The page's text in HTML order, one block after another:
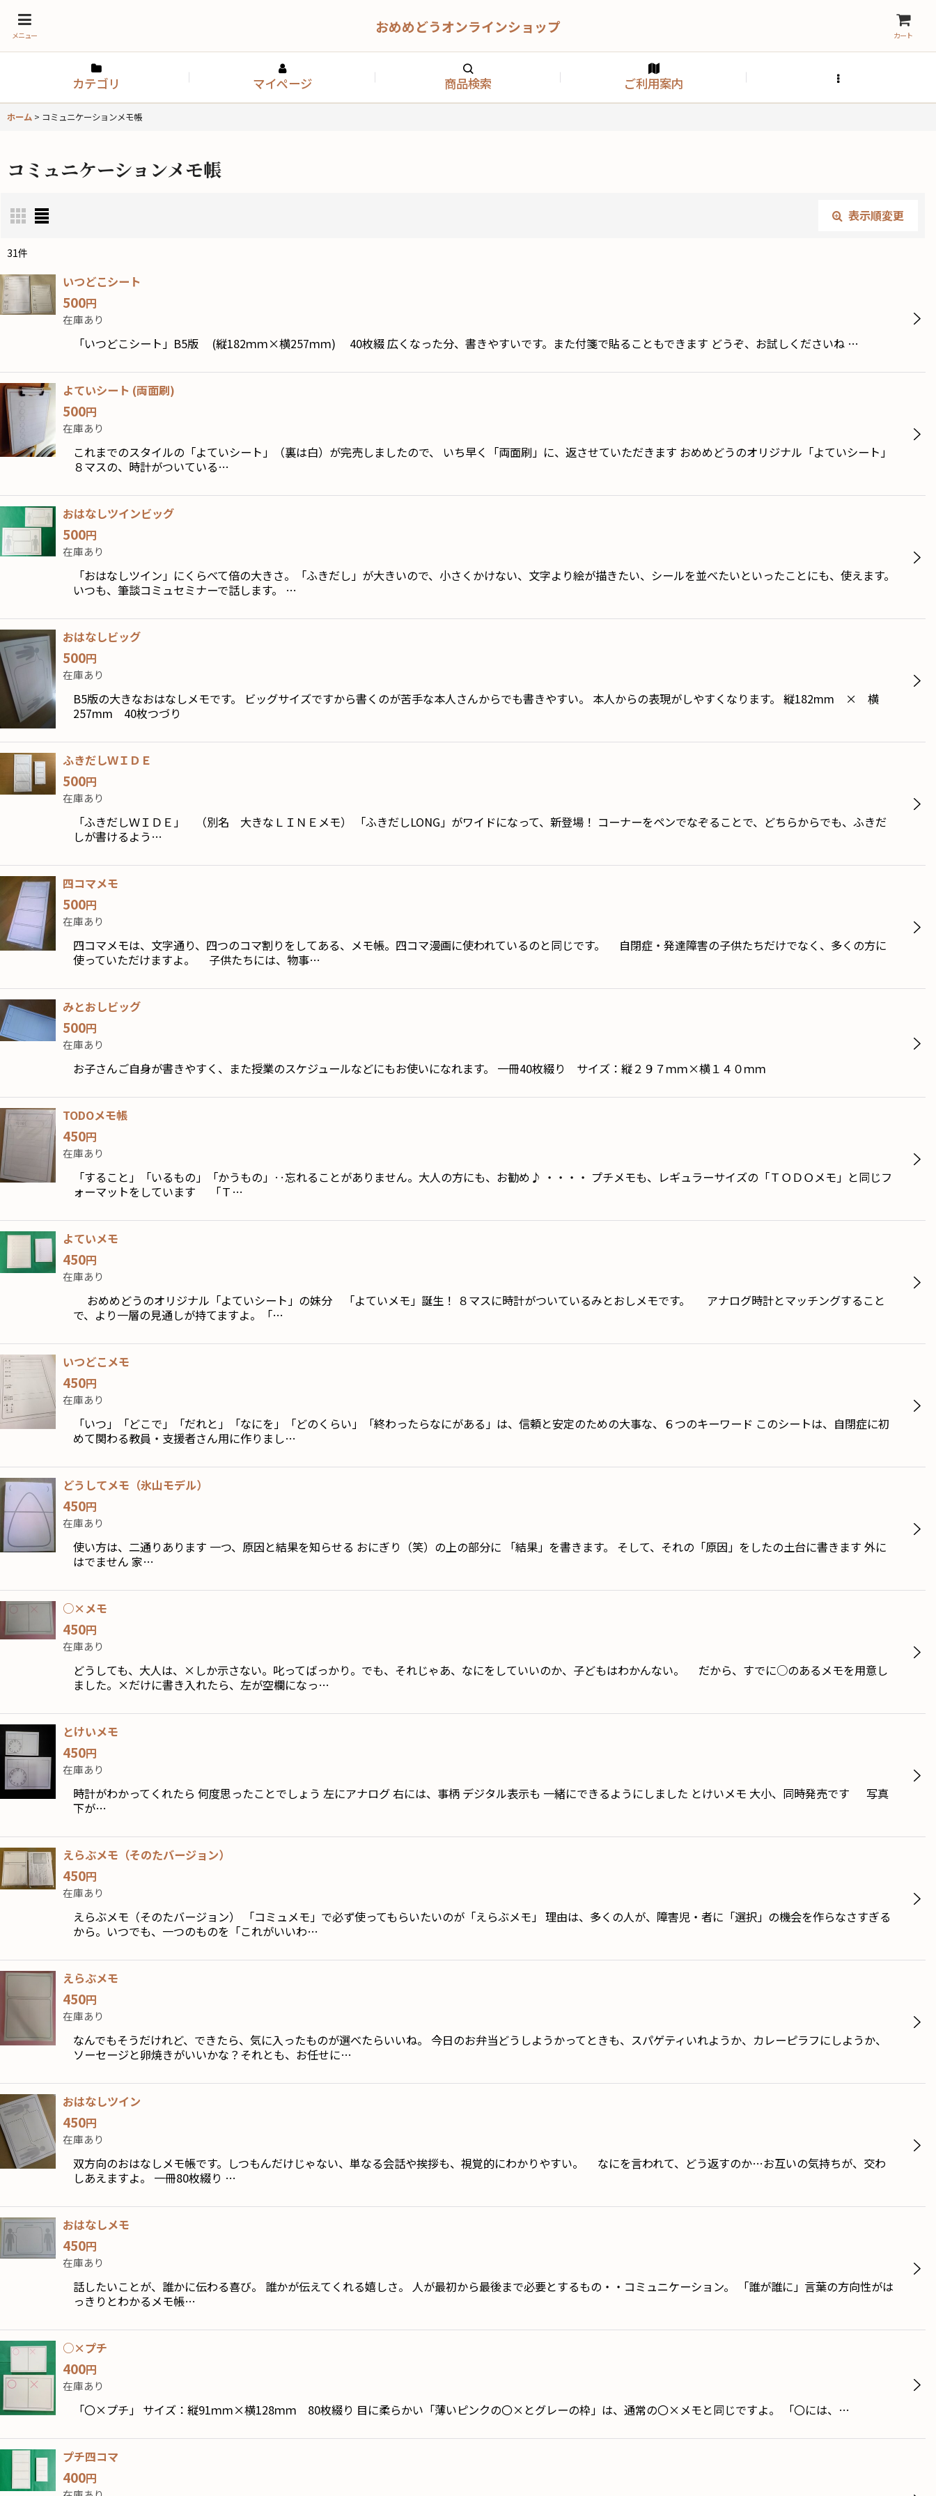
メニュー おめめどうオンラインショップ カート
カテゴリ マイページ 商品検索 ご利用案内
ホーム > コミュニケーションメモ帳
コミュニケーションメモ帳
表示順変更
表示数:
並び順:
閉じる
31件
いつどこシート
500円
在庫あり
「いつどこシート」B5版 (縦182ｍｍ×横257ｍｍ) 40枚綴 広くなった分、書きやすいです。また付箋で貼ることもできます どうぞ、お試しくださいね …
よていシート (両面刷)
500円
在庫あり
これまでのスタイルの「よていシート」（裏は白）が完売しましたので、 いち早く「両面刷」に、返させていただきます おめめどうのオリジナル「よていシート」
８マスの、時計がついている…
おはなしツインビッグ
500円
在庫あり
「おはなしツイン」にくらべて倍の大きさ。「ふきだし」が大きいので、小さくかけない、文字より絵が描きたい、シールを並べたいといったことにも、使えます。
いつも、筆談コミュセミナーで話します。 …
おはなしビッグ
500円
在庫あり
B5版の大きなおはなしメモです。 ビッグサイズですから書くのが苦手な本人さんからでも書きやすい。 本人からの表現がしやすくなります。 縦182mm × 横
257mm 40枚つづり
ふきだしＷＩＤＥ
500円
在庫あり
「ふきだしＷＩＤＥ」 （別名 大きなＬＩＮＥメモ） 「ふきだしLONG」がワイドになって、新登場！ コーナーをペンでなぞることで、どちらからでも、ふきだ
しが書けるよう…
四コマメモ
500円
在庫あり
四コマメモは、文字通り、四つのコマ割りをしてある、メモ帳。四コマ漫画に使われているのと同じです。 自閉症・発達障害の子供たちだけでなく、多くの方に
使っていただけますよ。 子供たちには、物事…
みとおしビッグ
500円
在庫あり
お子さんご自身が書きやすく、また授業のスケジュールなどにもお使いになれます。 一冊40枚綴り サイズ：縦２９７ｍｍ×横１４０ｍｍ
TODOメモ帳
450円
在庫あり
「すること」「いるもの」「かうもの」‥忘れることがありません。大人の方にも、お勧め♪ ・・・・ プチメモも、レギュラーサイズの「ＴＯＤＯメモ」と同じフ
ォーマットをしています 「Ｔ…
よていメモ
450円
在庫あり
おめめどうのオリジナル「よていシート」の妹分 「よていメモ」誕生！ ８マスに時計がついているみとおしメモです。 アナログ時計とマッチングすること
で、より一層の見通しが持てますよ。「…
いつどこメモ
450円
在庫あり
「いつ」「どこで」「だれと」「なにを」「どのくらい」「終わったらなにがある」は、信頼と安定のための大事な、６つのキーワード このシートは、自閉症に初
めて関わる教員・支援者さん用に作りまし…
どうしてメモ（氷山モデル）
450円
在庫あり
使い方は、二通りあります 一つ、原因と結果を知らせる おにぎり（笑）の上の部分に 「結果」を書きます。 そして、それの「原因」をしたの土台に書きます 外に
はでません 家…
○×メモ
450円
在庫あり
どうしても、大人は、×しか示さない。叱ってばっかり。でも、それじゃあ、なにをしていいのか、子どもはわかんない。 だから、すでに○のあるメモを用意し
ました。×だけに書き入れたら、左が空欄になっ…
とけいメモ
450円
在庫あり
時計がわかってくれたら 何度思ったことでしょう 左にアナログ 右には、事柄 デジタル表示も 一緒にできるようにしました とけいメモ 大小、同時発売です 写真
下が…
えらぶメモ（そのたバージョン）
450円
在庫あり
えらぶメモ（そのたバージョン） 「コミュメモ」で必ず使ってもらいたいのが「えらぶメモ」 理由は、多くの人が、障害児・者に「選択」の機会を作らなさすぎる
から。いつでも、一つのものを「これがいいわ…
えらぶメモ
450円
在庫あり
なんでもそうだけれど、できたら、気に入ったものが選べたらいいね。 今日のお弁当どうしようかってときも、スパゲティいれようか、カレーピラフにしようか、
ソーセージと卵焼きがいいかな？それとも、お任せに…
おはなしツイン
450円
在庫あり
双方向のおはなしメモ帳です。しつもんだけじゃない、単なる会話や挨拶も、視覚的にわかりやすい。 なにを言われて、どう返すのか…お互いの気持ちが、交わ
しあえますよ。 一冊80枚綴り …
おはなしメモ
450円
在庫あり
話したいことが、誰かに伝わる喜び。 誰かが伝えてくれる嬉しさ。 人が最初から最後まで必要とするもの・・コミュニケーション。 「誰が誰に」言葉の方向性がは
っきりとわかるメモ帳…
○×プチ
400円
在庫あり
「〇×プチ」 サイズ：縦91ｍｍ×横128ｍｍ 80枚綴り 目に柔らかい「薄いピンクの〇×とグレーの枠」は、通常の〇×メモと同じですよ。 「〇には、…
プチ四コマ
400円